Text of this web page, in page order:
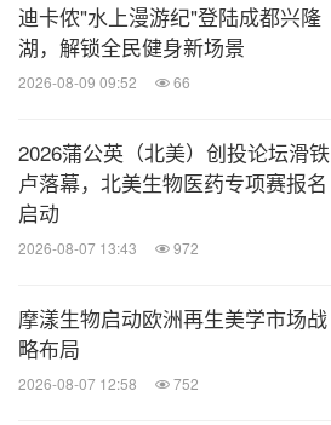
迪卡侬"水上漫游纪"登陆成都兴隆
湖，解锁全民健身新场景
2026-08-09 09:52 66
2026蒲公英（北美）创投论坛滑铁
卢落幕，北美生物医药专项赛报名
启动
2026-08-07 13:43 972
摩漾生物启动欧洲再生美学市场战
略布局
2026-08-07 12:58 752